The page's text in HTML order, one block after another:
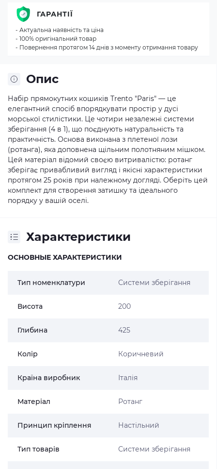
Опис
Набір прямокутних кошиків Trento "Paris" — це
елегантний спосіб впорядкувати простір у дусі
морської стилістики. Це чотири незалежні системи
зберігання (4 в 1), що поєднують натуральність та
практичність. Основа виконана з плетеної лози
(ротанга), яка доповнена щільним полотняним мішком.
Цей матеріал відомий своєю витривалістю: ротанг
зберігає привабливий вигляд і якісні характеристики
протягом 25 років при належному догляді. Оберіть цей
комплект для створення затишку та ідеального
порядку у вашій оселі.
Характеристики
ОСНОВНЫЕ ХАРАКТЕРИСТИКИ
Тип номенклатури Системи зберігання
Висота 200
Глибина 425
Колір Коричневий
Країна виробник Італія
Матеріал Ротанг
Принцип кріплення Настільний
Тип товарів Системи зберігання
ГАРАНТІЇ
- Актуальна наявність та ціна
- 100% оригінальний товар
- Повернення протягом 14 днів з моменту отримання товару